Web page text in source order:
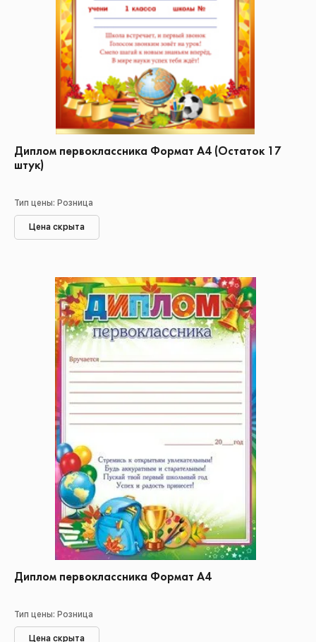
Диплом первоклассника Формат А4 (Остаток 17
штук)
Тип цены: Розница
Цена скрыта
Диплом первоклассника Формат А4
Тип цены: Розница
Цена скрыта